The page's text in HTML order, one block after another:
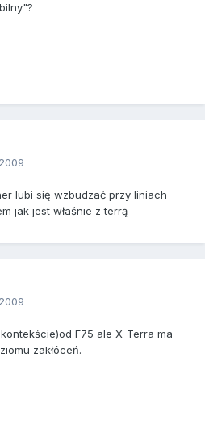
lubi się wzbudzać przy liniach
jak jest właśnie z terrą
F75 ale X-Terra ma
zakłóceń.